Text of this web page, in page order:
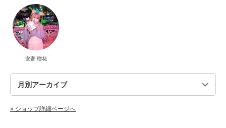
安齋 瑠花
» ショップ詳細ページへ